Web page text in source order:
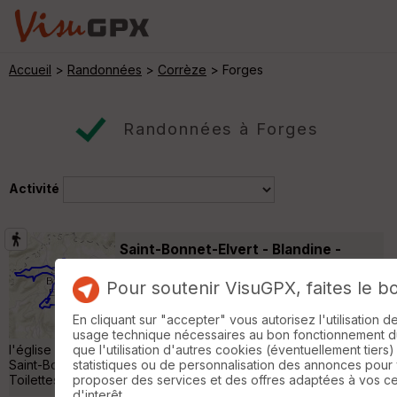
Accueil > Randonnées > Corrèze > Forges
Randonnées à Forges
Activité
Saint-Bonnet-Elvert - Blandine -
12 km
Boucle au départ de la mairie de Saint-
Bonnet-Elvert. À part un tour à et autour de
l'église au début, cette boucle suit strictement le parcours de
Saint-Bonnet-Elvert, balisage jaune surmonté du nombre 13.
Toilettes propres près de la mairie. »
Pour soutenir VisuGPX, faites le
En cliquant sur "accepter" vous autorisez l'utilisation
usage technique nécessaires au bon fonctionnement
que l'utilisation d'autres cookies (éventuellement
statistiques ou de personnalisation des annonces pour
proposer des services et des offres adaptées à vos